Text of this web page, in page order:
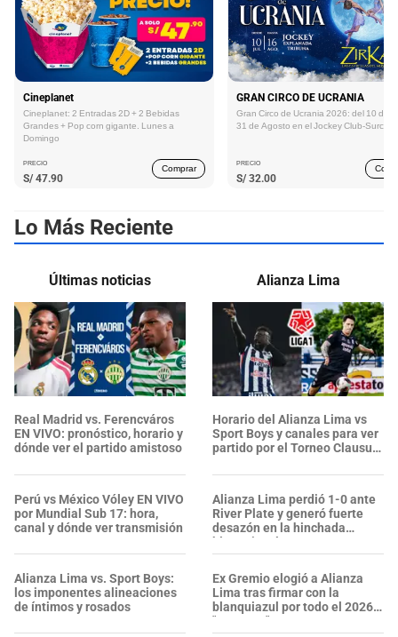
Cineplanet
Cineplanet: 2 Entradas 2D + 2 Bebidas
Grandes + Pop corn gigante. Lunes a
Domingo
PRECIO
S/ 47.90
Comprar
GRAN CIRCO DE UCRANIA
Gran Circo de Ucrania 2026: del 10 de
31 de Agosto en el Jockey Club-Surco
PRECIO
S/ 32.00
Lo Más Reciente
Últimas noticias
Real Madrid vs. Ferencváros
EN VIVO: pronóstico, horario y
dónde ver el partido amistoso
Perú vs México Vóley EN VIVO
por Mundial Sub 17: hora,
canal y dónde ver transmisión
Alianza Lima vs. Sport Boys:
los imponentes alineaciones
de íntimos y rosados
Alianza Lima
Horario del Alianza Lima vs
Sport Boys y canales para ver
partido por el Torneo Clausura
Alianza Lima perdió 1-0 ante
River Plate y generó fuerte
desazón en la hinchada
blanquiazul
Ex Gremio elogió a Alianza
Lima tras firmar con la
blanquiazul por todo el 2026:
"Proyecto"